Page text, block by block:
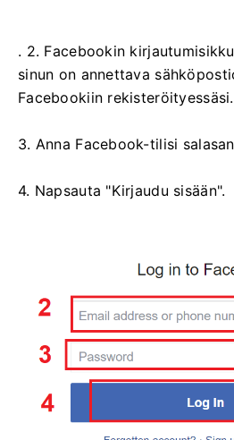
. 2. Facebookin
sinun on annettava
Facebookiin rekisteröityessäsi.
3. Anna Facebook-tilisi
4. Napsauta "Kirjaudu sisään".